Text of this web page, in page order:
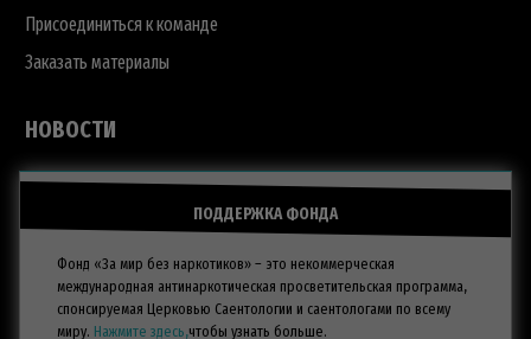
Присоединиться к команде
Заказать материалы
НОВОСТИ
ПОДДЕРЖКА ФОНДА
Фонд «За мир без наркотиков» – это некоммерческая
международная антинаркотическая просветительская программа,
спонсируемая Церковью Саентологии и саентологами по всему
миру. Нажмите здесь,чтобы узнать больше.